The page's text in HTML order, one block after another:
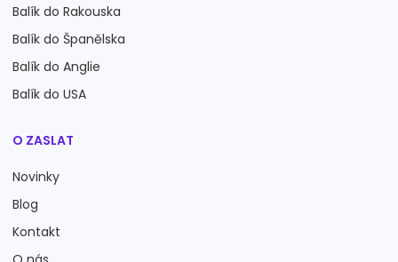
Balík do Rakouska
Balík do Španělska
Balík do Anglie
Balík do USA
O ZASLAT
Novinky
Blog
Kontakt